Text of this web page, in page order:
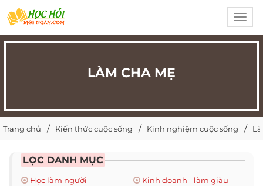
LÀM CHA MẸ
Trang chủ Kiến thức cuộc sống Kinh nghiệm cuộc sống
LỌC DANH MỤC
Học làm người
Kinh doanh - làm giàu